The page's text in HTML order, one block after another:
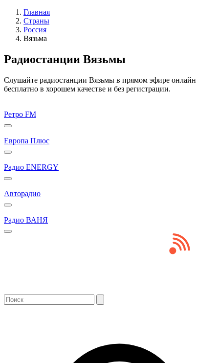
Главная
Страны
Россия
Вязьма
Радиостанции Вязьмы
Слушайте радиостанции Вязьмы в прямом эфире онлайн
бесплатно в хорошем качестве и без регистрации.
Ретро FM
Европа Плюс
Радио ENERGY
Авторадио
Радио ВАНЯ